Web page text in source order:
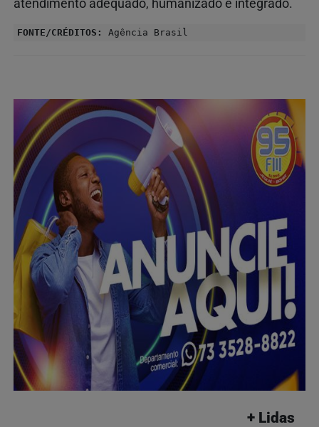
atendimento adequado, humanizado e integrado.
FONTE/CRÉDITOS: Agência Brasil
+ Lidas